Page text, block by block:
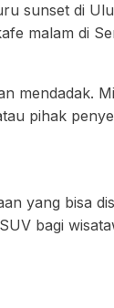
sunset di
malam di
mendadak.
pihak
yang bisa
bagi